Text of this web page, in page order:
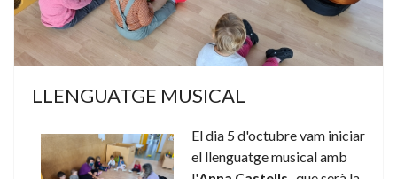
LLENGUATGE MUSICAL
El dia 5 d'octubre vam iniciar
el llenguatge musical amb